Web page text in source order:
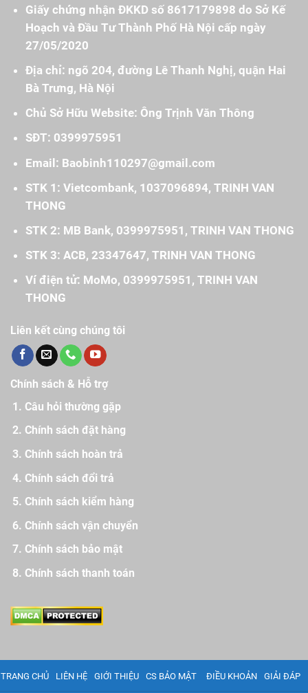
Giấy chứng nhận ĐKKD số 8617179898 do Sở Kế
Hoạch và Đầu Tư Thành Phố Hà Nội cấp ngày
27/05/2020
Địa chỉ: ngõ 204, đường Lê Thanh Nghị, quận Hai
Bà Trưng, Hà Nội
Chủ Sở Hữu Website: Ông Trịnh Văn Thông
SĐT: 0399975951
Email: Baobinh110297@gmail.com
STK 1: Vietcombank, 1037096894, TRINH VAN
THONG
STK 2: MB Bank, 0399975951, TRINH VAN THONG
STK 3: ACB, 23347647, TRINH VAN THONG
Ví điện tử: MoMo, 0399975951, TRINH VAN
THONG
Liên kết cùng chúng tôi
Chính sách & Hỗ trợ
Câu hỏi thường gặp
Chính sách đặt hàng
Chính sách hoàn trả
Chính sách đổi trả
Chính sách kiểm hàng
Chính sách vận chuyển
Chính sách bảo mật
Chính sách thanh toán
TRANG CHỦ LIÊN HỆ GIỚI THIỆU CS BẢO MẬT ĐIỀU KHOẢN GIẢI ĐÁP